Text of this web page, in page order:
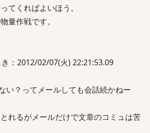
てくればよいほう。
量作戦です。
：2012/02/07(火) 22:21:53.09
い？ってメールしても会話続かねー
れるがメールだけで文章のコミュは苦